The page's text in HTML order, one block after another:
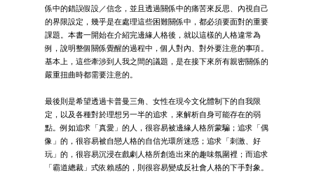
係中的錯誤假設／信念，並且透過關係中的痛苦來反思、內視自己
的界限設定，幾乎是在處理這些困難關係中，都必須要面對的重要
課題。本書一開始在介紹完邊緣人格後，就以這樣的人格違常為
例，說明整個關係覺醒的過程中，個人對內、對外要注意的事項。
基本上，這些牽涉到人我之間的議題，是在接下來所有親密關係的
嚴重扭曲時都需要注意的。
最後則是希望透過卡普曼三角、女性在現今文化體制下的自我限
定，以及各種對於理想另一半的追求，來解析自身可能存在的弱
點。例如追求「真愛」的人，很容易被邊緣人格所蒙騙；追求「偶
像」的，很容易被自戀人格的自信光環所迷惑；追求「刺激、好
玩」的，很容易沉浸在戲劇人格所創造出來的趣味氛圍裡；而追求
「霸道總裁」式依賴感的，則很容易變成反社會人格的下手對象。